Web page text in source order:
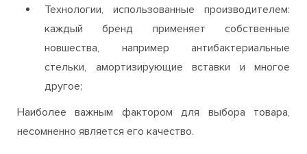
Технологии, использованные производителем:
каждый бренд применяет собственные
новшества, например антибактериальные
стельки, амортизирующие вставки и многое
другое;
Наиболее важным фактором для выбора товара,
несомненно является его качество.